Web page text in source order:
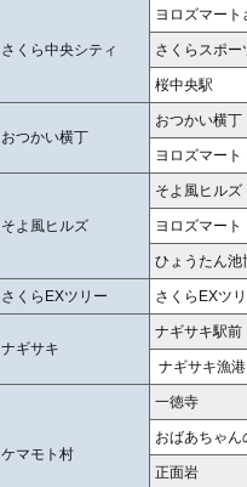
さくら中央シティ
ヨロズマー
さくらスポー
桜中央駅
おつかい横丁
おつかい横丁
ヨロズマート
そよ風ヒルズ
そよ風ヒルズ
ヨロズマート
ひょうたん池
さくらEXツリー さくらEXツ
ナギサキ
ナギサキ駅前
ナギサキ漁港
ケマモト村
一徳寺
おばあちゃん
正面岩